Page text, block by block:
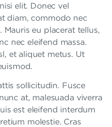
elit. Donec vel
diam, commodo nec
eu placerat tellus,
nec eleifend massa.
et aliquet metus. Ut
sollicitudin. Fusce
at, malesuada viverra
est eleifend interdum
molestie. Cras